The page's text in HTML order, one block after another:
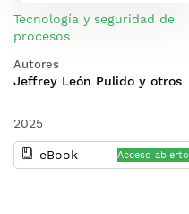
Tecnología y seguridad de
procesos
Autores
Jeffrey León Pulido y otros
2025
eBook Acceso abierto